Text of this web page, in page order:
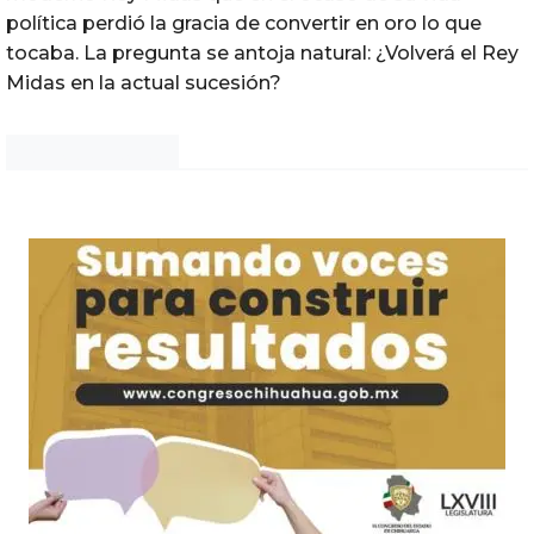
política perdió la gracia de convertir en oro lo que
tocaba. La pregunta se antoja natural: ¿Volverá el Rey
Midas en la actual sucesión?